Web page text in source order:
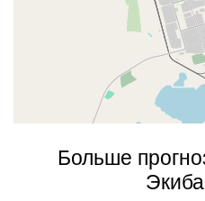
Больше